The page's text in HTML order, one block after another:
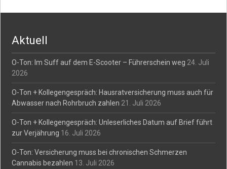
Aktuell
O-Ton: Im Suff auf dem E-Scooter – Führerschein weg 24. Juli
2026
O-Ton + Kollegengespräch: Hausratversicherung muss auch für
Abwasser nach Rohrbruch zahlen 21. Juli 2026
O-Ton + Kollegengespräch: Unleserliches Datum auf Brief führt
zur Verjährung 16. Juli 2026
O-Ton: Versicherung muss bei chronischen Schmerzen
Cannabis bezahlen 13. Juli 2026